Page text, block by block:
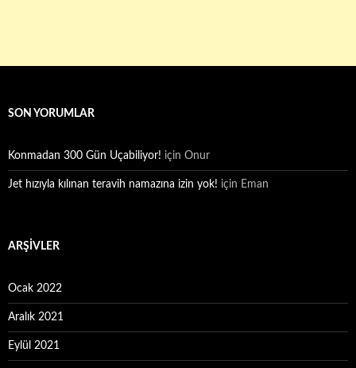
SON YORUMLAR
Konmadan 300 Gün Uçabiliyor! için Onur
Jet hızıyla kılınan teravih namazına izin yok! için Eman
ARŞIVLER
Ocak 2022
Aralık 2021
Eylül 2021